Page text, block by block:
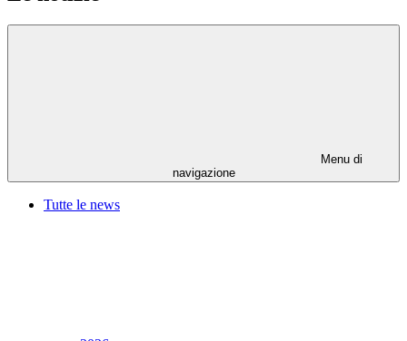
Menu di
navigazione
Tutte le news